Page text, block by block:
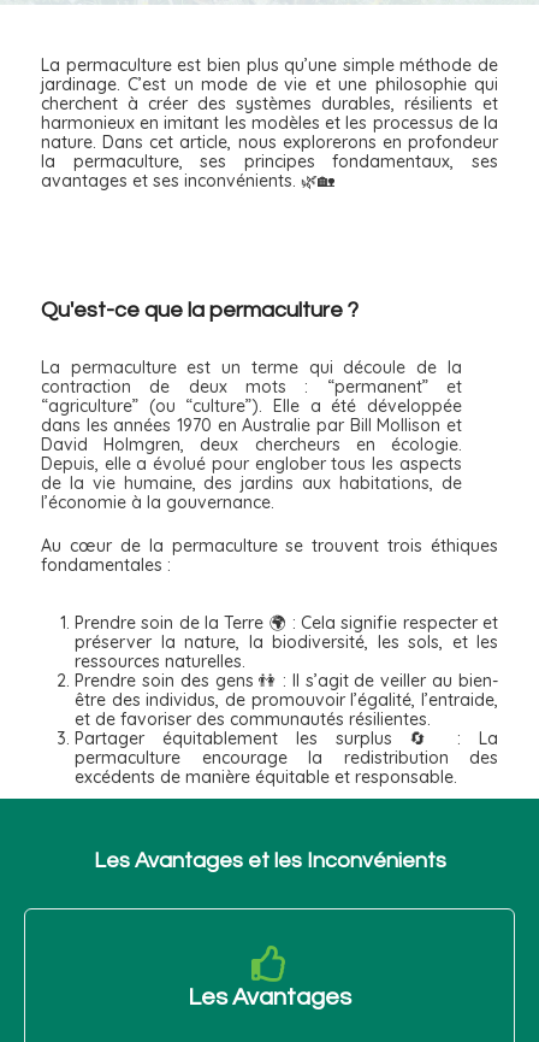
La permaculture est bien plus qu’une simple méthode de
jardinage. C’est un mode de vie et une philosophie qui
cherchent à créer des systèmes durables, résilients et
harmonieux en imitant les modèles et les processus de la
nature. Dans cet article, nous explorerons en profondeur
la permaculture, ses principes fondamentaux, ses
avantages et ses inconvénients. 🌿🏡
Qu'est-ce que la permaculture ?
La permaculture est un terme qui découle de la
contraction de deux mots : “permanent” et
“agriculture” (ou “culture”). Elle a été développée
dans les années 1970 en Australie par Bill Mollison et
David Holmgren, deux chercheurs en écologie.
Depuis, elle a évolué pour englober tous les aspects
de la vie humaine, des jardins aux habitations, de
l’économie à la gouvernance.
Au cœur de la permaculture se trouvent trois éthiques
fondamentales :
Prendre soin de la Terre 🌍 : Cela signifie respecter et
préserver la nature, la biodiversité, les sols, et les
ressources naturelles.
Prendre soin des gens 👫 : Il s’agit de veiller au bien-
être des individus, de promouvoir l’égalité, l’entraide,
et de favoriser des communautés résilientes.
Partager équitablement les surplus 🔄 : La
permaculture encourage la redistribution des
excédents de manière équitable et responsable.
Les Avantages et les Inconvénients
Les Avantages